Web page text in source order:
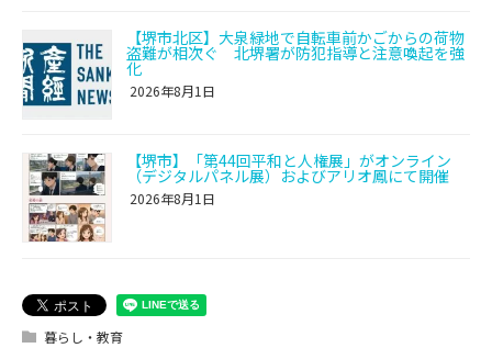
【堺市北区】大泉緑地で自転車前かごからの荷物
盗難が相次ぐ 北堺署が防犯指導と注意喚起を強
化
2026年8月1日
【堺市】「第44回平和と人権展」がオンライン
（デジタルパネル展）およびアリオ鳳にて開催
2026年8月1日
暮らし・教育